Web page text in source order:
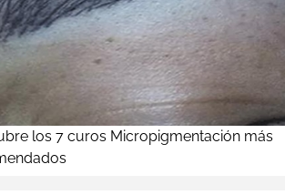
los 7 curos Micropigmentación más